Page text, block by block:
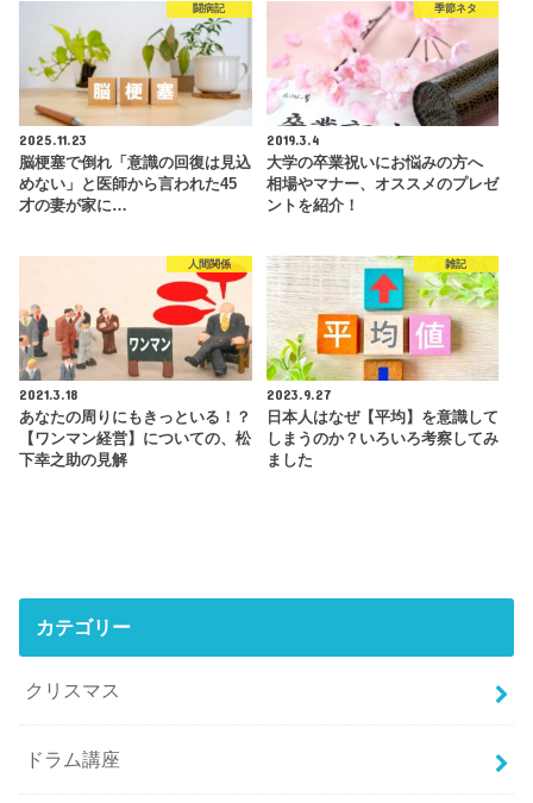
闘病記
2025.11.23
脳梗塞で倒れ「意識の回復は見込
めない」と医師から言われた45
才の妻が家に…
季節ネタ
2019.3.4
大学の卒業祝いにお悩みの方へ
相場やマナー、オススメのプレゼ
ントを紹介！
人間関係
2021.3.18
あなたの周りにもきっといる！？
【ワンマン経営】についての、松
下幸之助の見解
雑記
2023.9.27
日本人はなぜ【平均】を意識して
しまうのか？いろいろ考察してみ
ました
カテゴリー
クリスマス
ドラム講座